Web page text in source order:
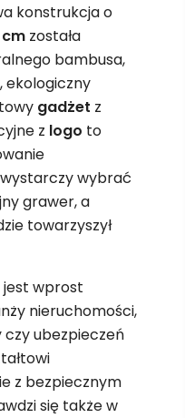
konstrukcja o
została
bambusa,
ekologiczny
gadżet z
z logo to
wybrać
grawer, a
towarzyszył
jest wprost
nieruchomości,
ubezpieczeń
z bezpiecznym
się także w